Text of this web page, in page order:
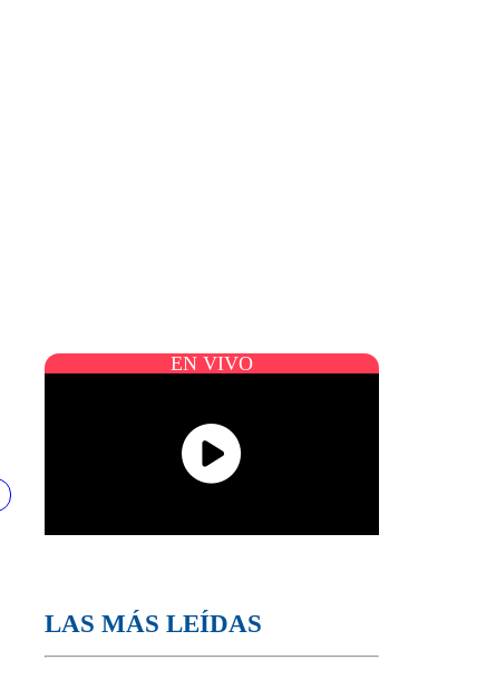
EN VIVO
LAS MÁS LEÍDAS